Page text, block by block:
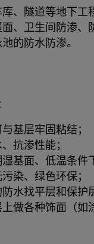
、隧道等地下工
、卫生间防渗、
的防水防渗。
基层牢固粘结；
抗渗性能；
基面、低温条件
染、绿色环保；
水找平层和保护
做各种饰面（如